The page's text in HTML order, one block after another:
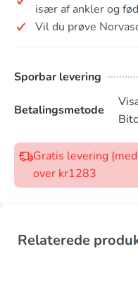
især af ankler og
Vil du prøve
Sporbar levering
Betalingsmetode
Gratis levering
over kr1283
Relaterede